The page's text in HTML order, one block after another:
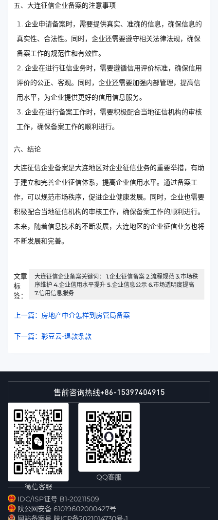
五、大连征信企业备案的注意事项
企业申请备案时，需要提供真实、准确的信息，确保信息的
真实性、合法性。同时，企业还需要遵守相关法律法规，确保
备案工作的规范性和有效性。
企业在进行征信业务时，需要遵循信用评价标准，确保信用
评价的公正、客观。同时，企业还需要加强内部管理，提高信
用水平，为企业提供更好的信用信息服务。
企业在进行备案工作时，需要积极配合当地征信机构的审核
工作，确保备案工作的顺利进行。
六、结论
大连征信企业备案是大连地区对企业征信业务的重要举措，有助
于建立和完善企业征信体系，提高企业信用水平。通过备案工
作，可以规范市场秩序，促进企业健康发展。同时，企业也需要
积极配合当地征信机构的审核工作，确保备案工作的顺利进行。
未来，随着信息技术的不断发展，大连地区的企业征信业务也将
不断发展和完善。
文章
标
签：
大连征信企业备案关键词： 1.企业征信备案 2.流程规范 3.市场秩
序维护 4.企业信用水平提升 5.企业信息公示 6.市场透明度提高
7.信用信息服务
上一篇：房地产中介怎样到房管局备案
下一篇：彩豆云-退款条款
售前咨询热线+86-15397404915
微信客服
QQ客服
IDC/ISP证号 B1-20211509
陕公网安备 61019602000427号